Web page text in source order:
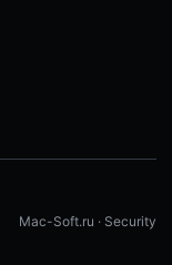
Mac-Soft.ru · Security